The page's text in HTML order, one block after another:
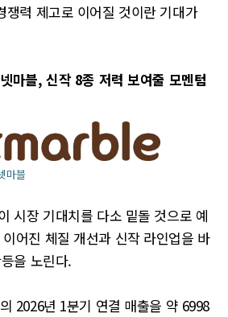
쟁력 제고로 이어질 것이란 기대가
블, 신작 8종 저력 보여줄 모멘텀
마블
시장 기대치를 다소 밑돌 것으로 예
어진 체질 개선과 신작 라인업을 바
을 노린다.
2026년 1분기 연결 매출을 약 6998